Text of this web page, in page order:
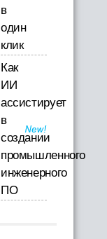
в
один
клик
Как
ИИ
ассистирует
в
создании
промышленного
инженерного
ПО